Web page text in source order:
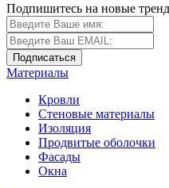
Подпишитесь на новые
Материалы
Кровли
Стеновые материалы
Изоляция
Продвитые оболочки
Фасады
Окна